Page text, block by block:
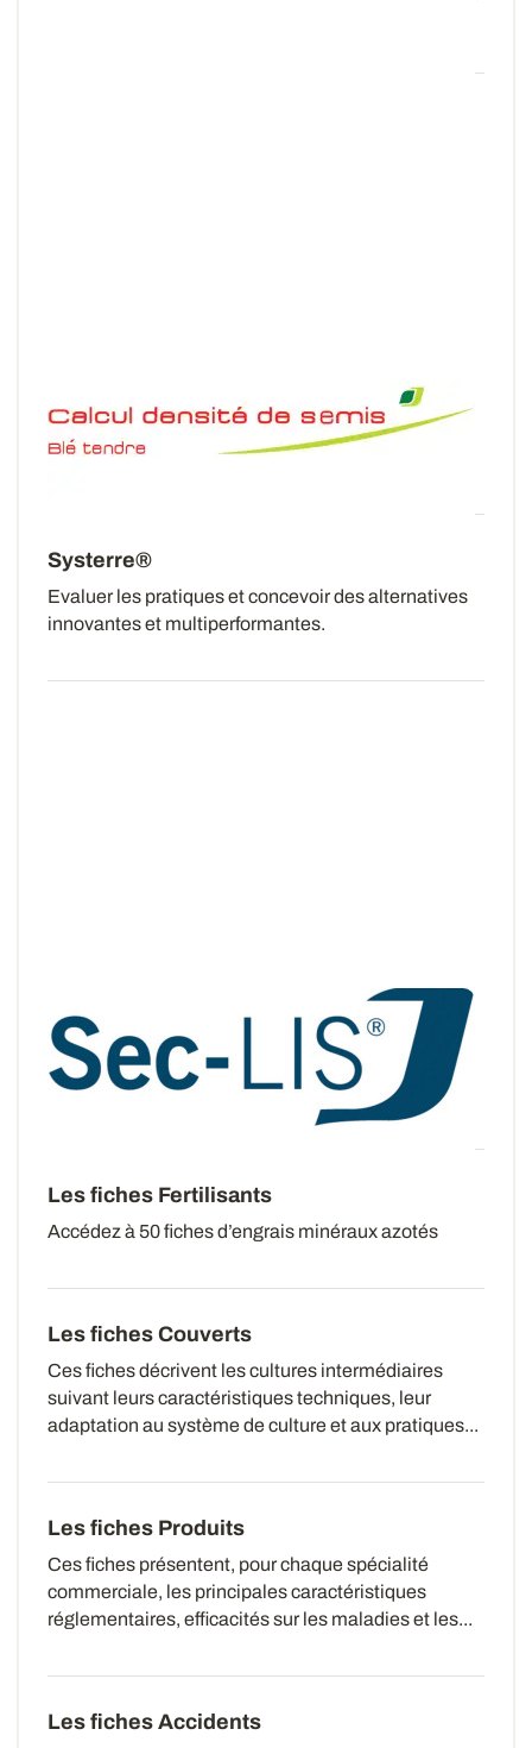
Densité de semis du blé tendre
Prenez un bon départ, semez à la bonne densité !
Systerre®
Evaluer les pratiques et concevoir des alternatives
innovantes et multiperformantes.
Sec-LIS®
Outil d’aide au refroidissement des grains à la
ferme.
Les fiches Fertilisants
Accédez à 50 fiches d’engrais minéraux azotés
Les fiches Couverts
Ces fiches décrivent les cultures intermédiaires
suivant leurs caractéristiques techniques, leur
adaptation au système de culture et aux pratiques...
Les fiches Produits
Ces fiches présentent, pour chaque spécialité
commerciale, les principales caractéristiques
réglementaires, efficacités sur les maladies et les...
Les fiches Accidents